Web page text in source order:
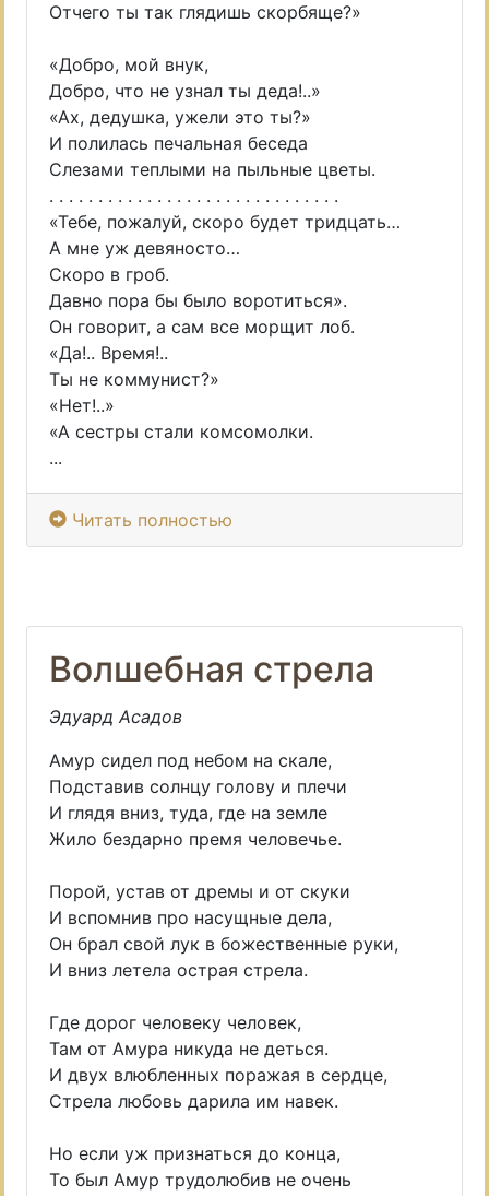
Отчего ты так глядишь скорбяще?»
«Добро, мой внук,
Добро, что не узнал ты деда!..»
«Ах, дедушка, ужели это ты?»
И полилась печальная беседа
Слезами теплыми на пыльные цветы.
. . . . . . . . . . . . . . . . . . . . . . . . . . . . . .
«Тебе, пожалуй, скоро будет тридцать…
А мне уж девяносто…
Скоро в гроб.
Давно пора бы было воротиться».
Он говорит, а сам все морщит лоб.
«Да!.. Время!..
Ты не коммунист?»
«Нет!..»
«А сестры стали комсомолки.
...
Читать полностью
Волшебная стрела
Эдуард Асадов
Амур сидел под небом на скале,
Подставив солнцу голову и плечи
И глядя вниз, туда, где на земле
Жило бездарно премя человечье.
Порой, устав от дремы и от скуки
И вспомнив про насущные дела,
Он брал свой лук в божественные руки,
И вниз летела острая стрела.
Где дорог человеку человек,
Там от Амура никуда не деться.
И двух влюбленных поражая в сердце,
Стрела любовь дарила им навек.
Но если уж признаться до конца,
То был Амур трудолюбив не очень